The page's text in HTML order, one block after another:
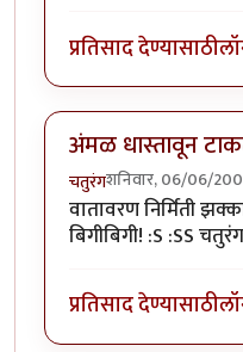
प्रतिसाद देण्यासाठी
अंमळ धास्तावून
चतुरंगशनिवार, 06/06/
वातावरण निर्मिती
बिगीबिगी! :S :SS चतुरंग
प्रतिसाद देण्यासाठी